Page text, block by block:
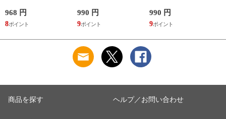
本製 抗菌防臭
968 円
8
スタンダード ノーマ
ルショーツ ML
Wacoal
990 円
9
スタンダード ノーマ
ルショーツ ML
Wacoal
990 円
9
商品を探す ヘルプ／お問い合わせ